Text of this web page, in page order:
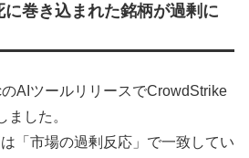
巻き込まれた銘柄が過剰に
AIツールリリースでCrowdStrike
した。
「市場の過剰反応」で一致してい